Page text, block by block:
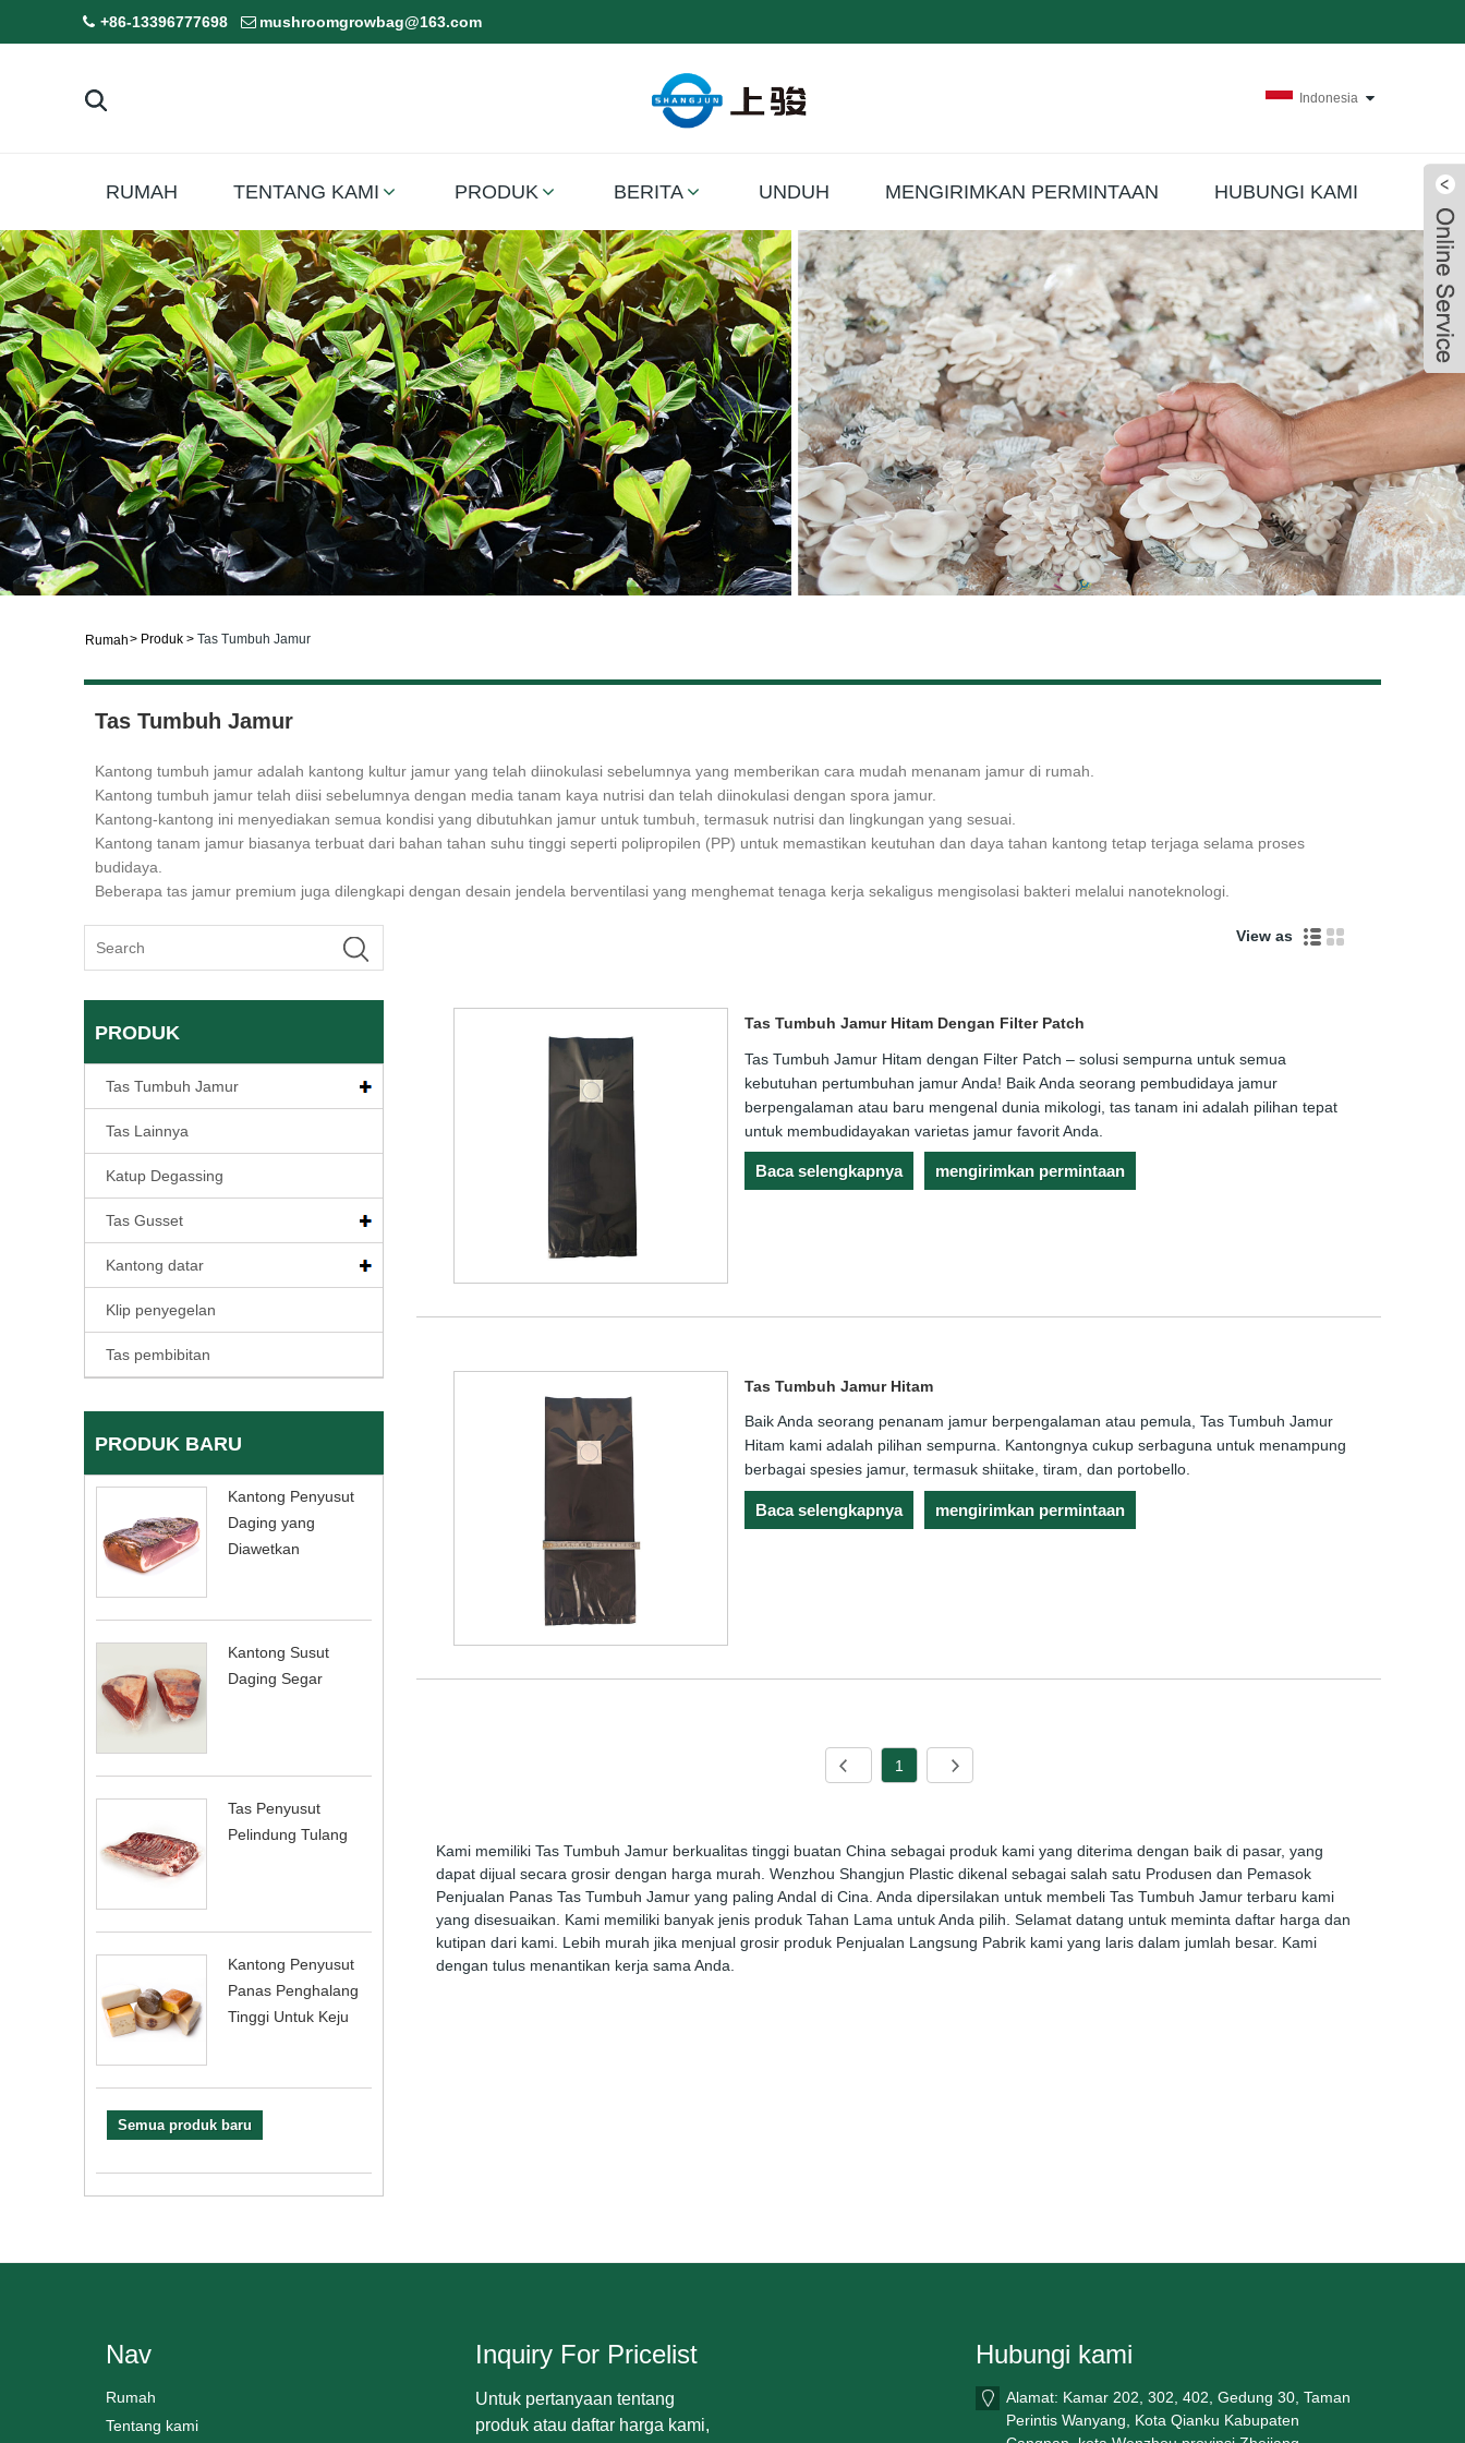
+86-13396777698 mushroomgrowbag@163.com
Indonesia
RUMAH TENTANG KAMI PRODUK BERITA UNDUH MENGIRIMKAN PERMINTAAN HUBUNGI KAMI
Rumah> Produk > Tas Tumbuh Jamur
Tas Tumbuh Jamur
Kantong tumbuh jamur adalah kantong kultur jamur yang telah diinokulasi sebelumnya yang memberikan cara mudah menanam jamur di rumah.
Kantong tumbuh jamur telah diisi sebelumnya dengan media tanam kaya nutrisi dan telah diinokulasi dengan spora jamur.
Kantong-kantong ini menyediakan semua kondisi yang dibutuhkan jamur untuk tumbuh, termasuk nutrisi dan lingkungan yang sesuai.
Kantong tanam jamur biasanya terbuat dari bahan tahan suhu tinggi seperti polipropilen (PP) untuk memastikan keutuhan dan daya tahan kantong tetap terjaga selama proses
budidaya.
Beberapa tas jamur premium juga dilengkapi dengan desain jendela berventilasi yang menghemat tenaga kerja sekaligus mengisolasi bakteri melalui nanoteknologi.
PRODUK
Tas Tumbuh Jamur
Tas Lainnya
Katup Degassing
Tas Gusset
Kantong datar
Klip penyegelan
Tas pembibitan
PRODUK BARU
Kantong Penyusut
Daging yang
Diawetkan
Kantong Susut
Daging Segar
Tas Penyusut
Pelindung Tulang
Kantong Penyusut
Panas Penghalang
Tinggi Untuk Keju
Semua produk baru
View as
Tas Tumbuh Jamur Hitam Dengan Filter Patch
Tas Tumbuh Jamur Hitam dengan Filter Patch – solusi sempurna untuk semua
kebutuhan pertumbuhan jamur Anda! Baik Anda seorang pembudidaya jamur
berpengalaman atau baru mengenal dunia mikologi, tas tanam ini adalah pilihan tepat
untuk membudidayakan varietas jamur favorit Anda.
Baca selengkapnya mengirimkan permintaan
Tas Tumbuh Jamur Hitam
Baik Anda seorang penanam jamur berpengalaman atau pemula, Tas Tumbuh Jamur
Hitam kami adalah pilihan sempurna. Kantongnya cukup serbaguna untuk menampung
berbagai spesies jamur, termasuk shiitake, tiram, dan portobello.
Baca selengkapnya mengirimkan permintaan
1
Kami memiliki Tas Tumbuh Jamur berkualitas tinggi buatan China sebagai produk kami yang diterima dengan baik di pasar, yang
dapat dijual secara grosir dengan harga murah. Wenzhou Shangjun Plastic dikenal sebagai salah satu Produsen dan Pemasok
Penjualan Panas Tas Tumbuh Jamur yang paling Andal di Cina. Anda dipersilakan untuk membeli Tas Tumbuh Jamur terbaru kami
yang disesuaikan. Kami memiliki banyak jenis produk Tahan Lama untuk Anda pilih. Selamat datang untuk meminta daftar harga dan
kutipan dari kami. Lebih murah jika menjual grosir produk Penjualan Langsung Pabrik kami yang laris dalam jumlah besar. Kami
dengan tulus menantikan kerja sama Anda.
Nav
Rumah
Tentang kami
Inquiry For Pricelist
Untuk pertanyaan tentang
produk atau daftar harga kami,
Hubungi kami
Alamat: Kamar 202, 302, 402, Gedung 30, Taman
Perintis Wanyang, Kota Qianku Kabupaten